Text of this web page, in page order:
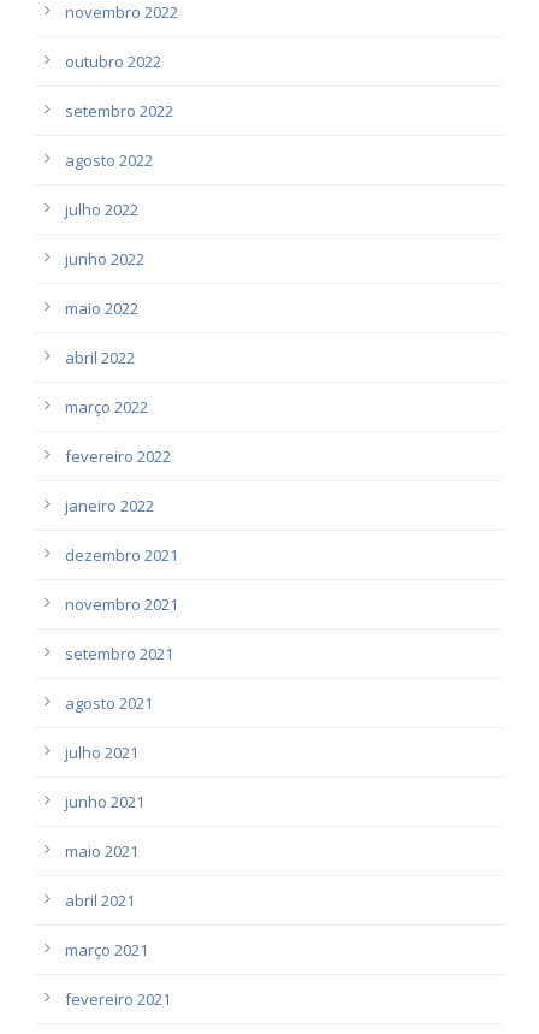
novembro 2022
outubro 2022
setembro 2022
agosto 2022
julho 2022
junho 2022
maio 2022
abril 2022
março 2022
fevereiro 2022
janeiro 2022
dezembro 2021
novembro 2021
setembro 2021
agosto 2021
julho 2021
junho 2021
maio 2021
abril 2021
março 2021
fevereiro 2021